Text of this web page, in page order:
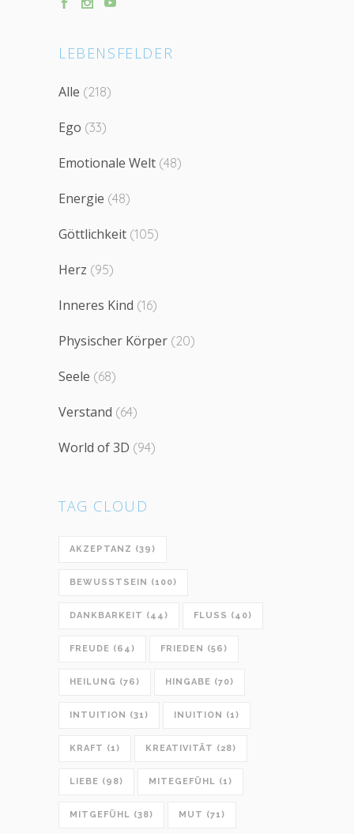
LEBENSFELDER
Alle (218)
Ego (33)
Emotionale Welt (48)
Energie (48)
Göttlichkeit (105)
Herz (95)
Inneres Kind (16)
Physischer Körper (20)
Seele (68)
Verstand (64)
World of 3D (94)
TAG CLOUD
AKZEPTANZ (39)
BEWUSSTSEIN (100)
DANKBARKEIT (44) FLUSS (40)
FREUDE (64) FRIEDEN (56)
HEILUNG (76) HINGABE (70)
INTUITION (31) INUITION (1)
KRAFT (1) KREATIVITÄT (28)
LIEBE (98) MITEGEFÜHL (1)
MITGEFÜHL (38) MUT (71)